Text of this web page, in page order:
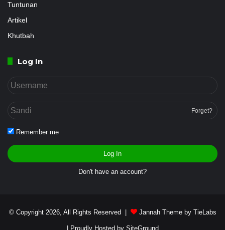
Tuntunan
Artikel
Khutbah
Log In
Forget?
Remember me
Log In
Don't have an account?
© Copyright 2026, All Rights Reserved | Jannah Theme by TieLabs
| Proudly Hosted by SiteGround